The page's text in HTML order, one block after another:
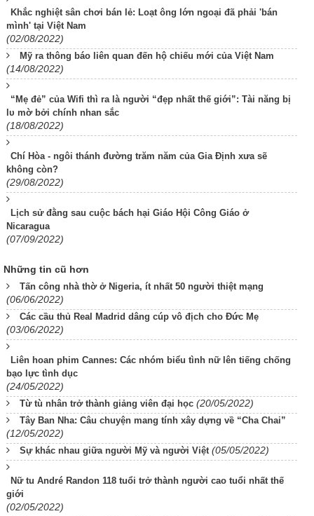
Khắc nghiệt sân chơi bán lẻ: Loạt ông lớn ngoại đã phải 'bán
mình' tại Việt Nam
(02/08/2022)
Mỹ ra thông báo liên quan đến hộ chiếu mới của Việt Nam
(14/08/2022)
“Mẹ đẻ” của Wifi thì ra là người “đẹp nhất thế giới”: Tài năng bị
lᴜ mờ bởi chính nhan sắc
(18/08/2022)
Chí Hòa - ngôi thánh đường trăm năm của Gia Định xưa sẽ
không còn?
(29/08/2022)
Lịch sử đằng sau cuộc bách hại Giáo Hội Công Giáo ở
Nicaragua
(07/09/2022)
Những tin cũ hơn
Tấn công nhà thờ ở Nigeria, ít nhất 50 người thiệt mạng
(06/06/2022)
Các cầu thủ Real Madrid dâng cúp vô địch cho Đức Mẹ
(03/06/2022)
Liên hoan phim Cannes: Các nhóm biểu tình nữ lên tiếng chống
bạo lực tình dục
(24/05/2022)
Từ tù nhân trở thành giảng viên đại học (20/05/2022)
Tây Ban Nha: Câu chuyện mang tính xây dựng về “Cha Chai”
(12/05/2022)
Sự khác nhau giữa người Mỹ và người Việt (05/05/2022)
Nữ tu André Randon 118 tuổi trở thành người cao tuổi nhất thế
giới
(02/05/2022)